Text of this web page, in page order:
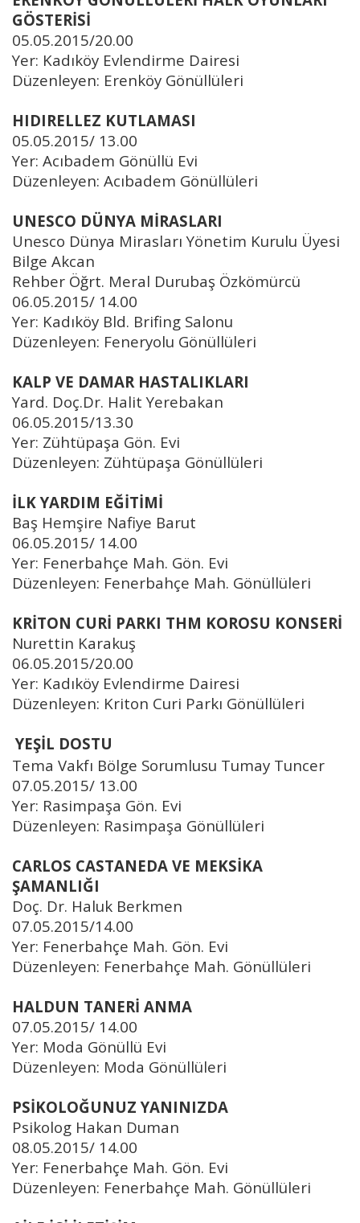
GÖSTERİSİ
05.05.2015/20.00
Yer: Kadıköy Evlendirme Dairesi
Düzenleyen: Erenköy Gönüllüleri
HIDIRELLEZ KUTLAMASI
05.05.2015/ 13.00
Yer: Acıbadem Gönüllü Evi
Düzenleyen: Acıbadem Gönüllüleri
UNESCO DÜNYA MİRASLARI
Unesco Dünya Mirasları Yönetim Kurulu Üyesi
Bilge Akcan
Rehber Öğrt. Meral Durubaş Özkömürcü
06.05.2015/ 14.00
Yer: Kadıköy Bld. Brifing Salonu
Düzenleyen: Feneryolu Gönüllüleri
KALP VE DAMAR HASTALIKLARI
Yard. Doç.Dr. Halit Yerebakan
06.05.2015/13.30
Yer: Zühtüpaşa Gön. Evi
Düzenleyen: Zühtüpaşa Gönüllüleri
İLK YARDIM EĞİTİMİ
Baş Hemşire Nafiye Barut
06.05.2015/ 14.00
Yer: Fenerbahçe Mah. Gön. Evi
Düzenleyen: Fenerbahçe Mah. Gönüllüleri
KRİTON CURİ PARKI THM KOROSU KONSERİ
Nurettin Karakuş
06.05.2015/20.00
Yer: Kadıköy Evlendirme Dairesi
Düzenleyen: Kriton Curi Parkı Gönüllüleri
YEŞİL DOSTU
Tema Vakfı Bölge Sorumlusu Tumay Tuncer
07.05.2015/ 13.00
Yer: Rasimpaşa Gön. Evi
Düzenleyen: Rasimpaşa Gönüllüleri
CARLOS CASTANEDA VE MEKSİKA
ŞAMANLIĞI
Doç. Dr. Haluk Berkmen
07.05.2015/14.00
Yer: Fenerbahçe Mah. Gön. Evi
Düzenleyen: Fenerbahçe Mah. Gönüllüleri
HALDUN TANERİ ANMA
07.05.2015/ 14.00
Yer: Moda Gönüllü Evi
Düzenleyen: Moda Gönüllüleri
PSİKOLOĞUNUZ YANINIZDA
Psikolog Hakan Duman
08.05.2015/ 14.00
Yer: Fenerbahçe Mah. Gön. Evi
Düzenleyen: Fenerbahçe Mah. Gönüllüleri